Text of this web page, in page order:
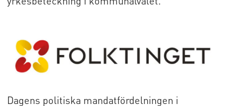
Dagens politiska mandatfördelningen i